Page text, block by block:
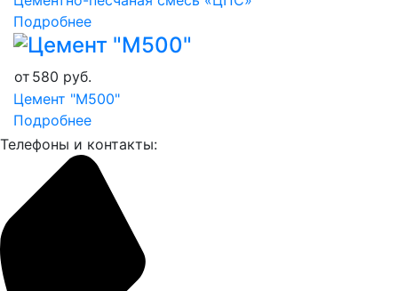
Подробнее
от 580 руб.
Цемент "М500"
Подробнее
Телефоны и контакты: